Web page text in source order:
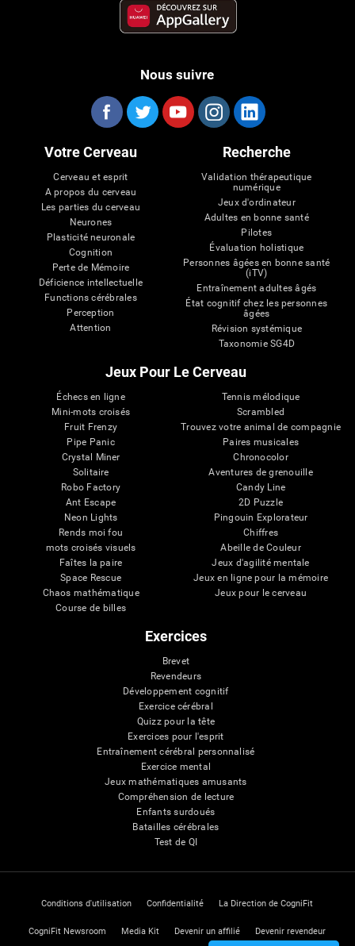
Nous suivre
Votre Cerveau
Cerveau et esprit
A propos du cerveau
Les parties du cerveau
Neurones
Plasticité neuronale
Cognition
Perte de Mémoire
Déficience intellectuelle
Functions cérébrales
Perception
Attention
Recherche
Validation thérapeutique
numérique
Jeux d'ordinateur
Adultes en bonne santé
Pilotes
Évaluation holistique
Personnes âgées en bonne santé
(iTV)
Entraînement adultes âgés
État cognitif chez les personnes
âgées
Révision systémique
Taxonomie SG4D
Jeux Pour Le Cerveau
Échecs en ligne
Mini-mots croisés
Fruit Frenzy
Pipe Panic
Crystal Miner
Solitaire
Robo Factory
Ant Escape
Neon Lights
Rends moi fou
mots croisés visuels
Faîtes la paire
Space Rescue
Chaos mathématique
Course de billes
Tennis mélodique
Scrambled
Trouvez votre animal de compagnie
Paires musicales
Chronocolor
Aventures de grenouille
Candy Line
2D Puzzle
Pingouin Explorateur
Chiffres
Abeille de Couleur
Jeux d'agilité mentale
Jeux en ligne pour la mémoire
Jeux pour le cerveau
Exercices
Brevet
Revendeurs
Développement cognitif
Exercice cérébral
Quizz pour la tête
Exercices pour l'esprit
Entraînement cérébral personnalisé
Exercice mental
Jeux mathématiques amusants
Compréhension de lecture
Enfants surdoués
Batailles cérébrales
Test de QI
Conditions d'utilisation Confidentialité La Direction de CogniFit
CogniFit Newsroom Media Kit Devenir un affilié Devenir revendeur